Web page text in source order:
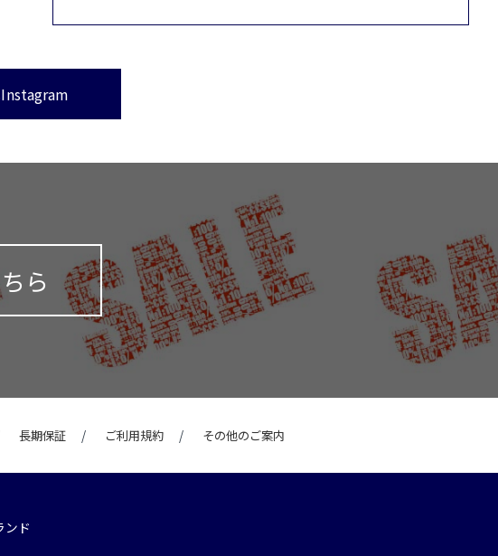
ら
長期保証 ご利用規約 その他のご案内
ンド